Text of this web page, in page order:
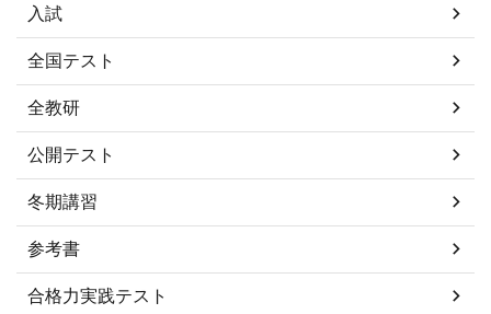
入試
全国テスト
全教研
公開テスト
冬期講習
参考書
合格力実践テスト